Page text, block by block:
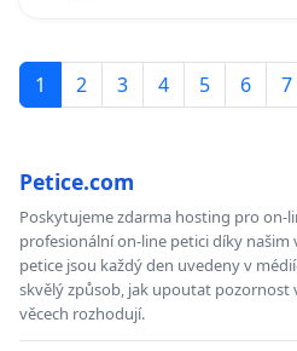
1 2 3 4 5 6 7
Petice.com
Poskytujeme zdarma hosting pro on-
profesionální on-line petici díky našim
petice jsou každý den uvedeny v
skvělý způsob, jak upoutat pozornost
věcech rozhodují.